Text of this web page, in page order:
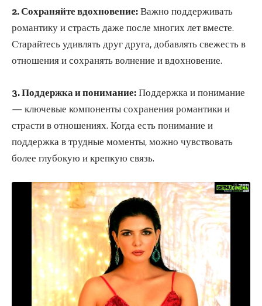
2. Сохраняйте вдохновение: Важно поддерживать
романтику и страсть даже после многих лет вместе.
Старайтесь удивлять друг друга, добавлять свежесть в
отношения и сохранять волнение и вдохновение.
3. Поддержка и понимание: Поддержка и понимание
— ключевые компоненты сохранения романтики и
страсти в отношениях. Когда есть понимание и
поддержка в трудные моменты, можно чувствовать
более глубокую и крепкую связь.